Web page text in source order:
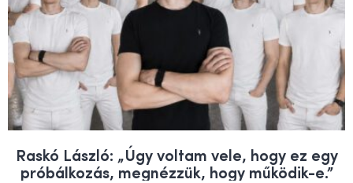
Raskó László: „Úgy voltam vele, hogy ez egy
próbálkozás, megnézzük, hogy működik-e.”